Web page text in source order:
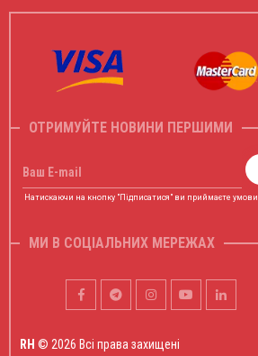
ОТРИМУЙТЕ НОВИНИ ПЕРШИМИ
Ваш E-mail
Натискаючи на кнопку "Підписатися" ви приймаєте умови
МИ В СОЦІАЛЬНИХ МЕРЕЖАХ
RH © 2026 Всі права захищені